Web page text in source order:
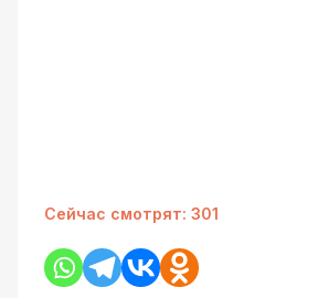
Сейчас смотрят: 301